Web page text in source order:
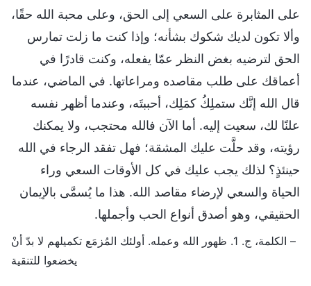
على المثابرة على السعي إلى الحق، وعلى محبة الله حقًا،
وألا تكون لديك شكوك بشأنه؛ وإذا كنت ما زلت تمارس
الحق لترضيه بغض النظر عمّا يفعله، وكنت قادرًا في
أعماقك على طلب مقاصده ومراعاتها. في الماضي، عندما
قال الله إنَّك ستملِكُ كمَلِك، أحببتَه، وعندما أظهر نفسه
علنًا لك، سعيت إليه. أما الآن فالله محتجب، ولا يمكنك
رؤيته، وقد حلَّت عليك المشقة؛ فهل تفقد الرجاء في الله
حينئذٍ؟ لذلك يجب عليك في كل الأوقات السعي وراء
الحياة والسعي لإرضاء مقاصد الله. هذا ما يُسمَّى بالإيمان
الحقيقي، وهو أصدق أنواع الحب وأجملها.
– الكلمة، ج. 1. ظهور الله وعمله. أولئك المُزمَع تكميلهم لا بدّ أنْ
يخضعوا للتنقية